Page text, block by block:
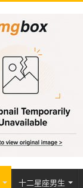
十二星座男生